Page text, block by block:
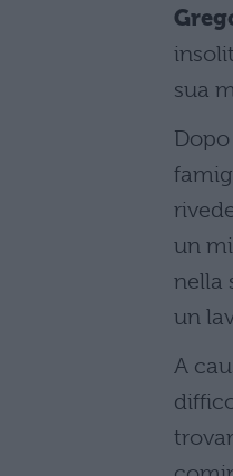
sua
un
nella
un
A